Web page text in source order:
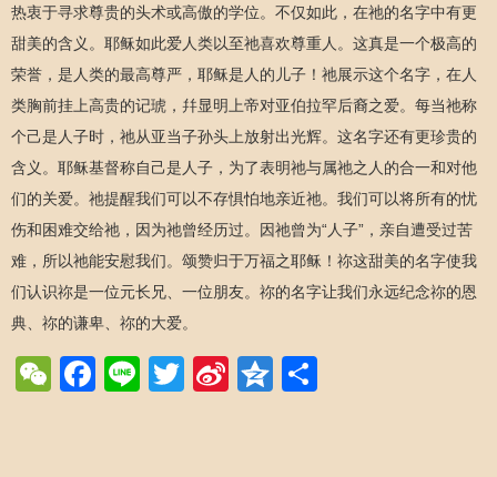
热衷于寻求尊贵的头术或高傲的学位。不仅如此，在祂的名字中有更
甜美的含义。耶稣如此爱人类以至祂喜欢尊重人。这真是一个极高的
荣誉，是人类的最高尊严，耶稣是人的儿子！祂展示这个名字，在人
类胸前挂上高贵的记琥，幷显明上帝对亚伯拉罕后裔之爱。每当祂称
个己是人子时，祂从亚当子孙头上放射出光辉。这名字还有更珍贵的
含义。耶稣基督称自己是人子，为了表明祂与属祂之人的合一和对他
们的关爱。祂提醒我们可以不存惧怕地亲近祂。我们可以将所有的忧
伤和困难交给祂，因为祂曾经历过。因祂曾为“人子”，亲自遭受过苦
难，所以祂能安慰我们。颂赞归于万福之耶稣！祢这甜美的名字使我
们认识祢是一位元长兄、一位朋友。祢的名字让我们永远纪念祢的恩
典、祢的谦卑、祢的大爱。
WeChat
Facebook
LineTwitter
SinaQzone